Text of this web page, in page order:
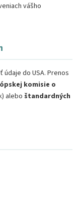
vášho
do USA. Prenos
komisie o
aleboštandardných